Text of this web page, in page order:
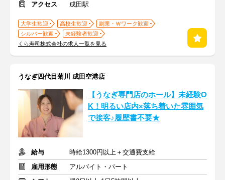
アクセス
成田駅
大学生歓迎 高校生歓迎
副業・Ｗワーク歓迎
シルバー歓迎
未経験者歓迎
くら寿司株式会社の求人一覧を見る
うなぎ四代目菊川 成田空港店
【うなぎ専門店のホール】未経験O
K！明るい店内×落ち着いた雰囲気
で接客♪履歴書不要★
給与
時給1300円以上＋交通費支給
雇用形態
アルバイト・パート